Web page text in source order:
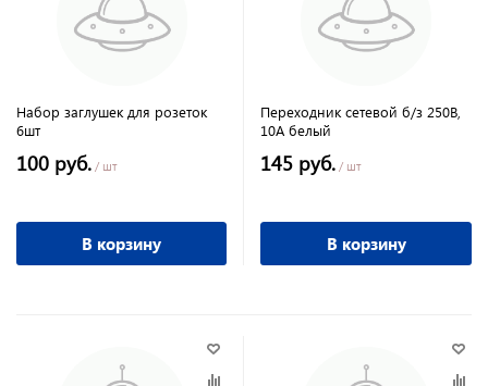
Набор заглушек для розеток
6шт
100 руб. / шт
В корзину
Переходник сетевой б/з 250В,
10А белый
145 руб. / шт
В корзину